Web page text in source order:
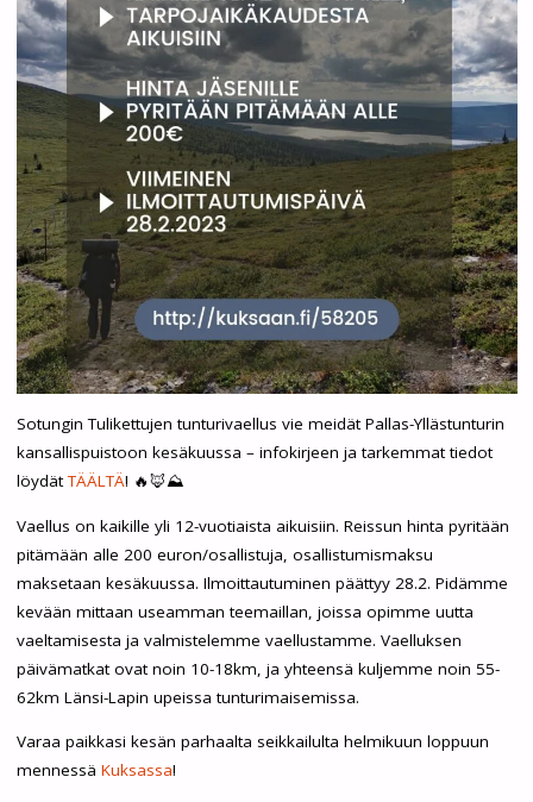
Sotungin Tulikettujen tunturivaellus vie meidät Pallas-Yllästunturin
kansallispuistoon kesäkuussa – infokirjeen ja tarkemmat tiedot
löydätTÄÄLTÄ! 🔥🦊⛰️
Vaellus on kaikille yli 12-vuotiaista aikuisiin. Reissun hinta pyritään
pitämään alle 200 euron/osallistuja, osallistumismaksu
maksetaan kesäkuussa. Ilmoittautuminen päättyy 28.2. Pidämme
kevään mittaan useamman teemaillan, joissa opimme uutta
vaeltamisesta ja valmistelemme vaellustamme. Vaelluksen
päivämatkat ovat noin 10-18km, ja yhteensä kuljemme noin 55-
62km Länsi-Lapin upeissa tunturimaisemissa.
Varaa paikkasi kesän parhaalta seikkailulta helmikuun loppuun
mennessä Kuksassa!